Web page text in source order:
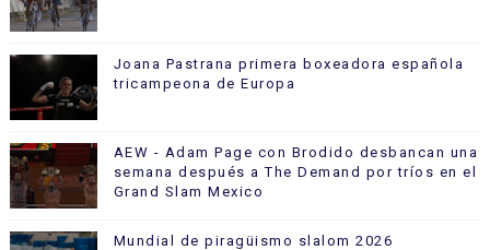
Joana Pastrana primera boxeadora española
tricampeona de Europa
AEW - Adam Page con Brodido desbancan una
semana después a The Demand por tríos en el
Grand Slam Mexico
Mundial de piragüismo slalom 2026